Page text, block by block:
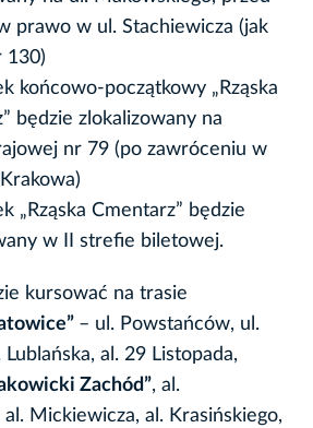
prawo w ul. Stachiewicza (jak
130)
końcowo-początkowy „Rząska
będzie zlokalizowany na
nr 79 (po zawróceniu w
„Rząska Cmentarz” będzie
w II strefie biletowej.
kursować na trasie
– ul. Powstańców, ul.
al. 29 Listopada,
Zachód”, al.
al. Mickiewicza, al. Krasińskiego,